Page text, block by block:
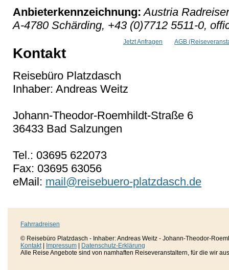
Anbieterkennzeichnung: Austria
A-4780 Schärding, +43 (0)7712 5511-0,
Jetzt Anfragen AGB
Kontakt
Reisebüro Platzdasch
Inhaber: Andreas Weitz
Johann-Theodor-Roemhildt-Straße 6
36433 Bad Salzungen
Tel.: 03695 622073
Fax: 03695 63056
eMail: mail@reisebuero-platzdasch.de
Fahrradreisen
© Reisebüro Platzdasch - Inhaber: Andreas Weitz - Johann-Theodor-
Kontakt| Impressum
Datenschutz-Erklärung
Alle Reise Angebote sind von namhaften Reiseveranstaltern, für die wir